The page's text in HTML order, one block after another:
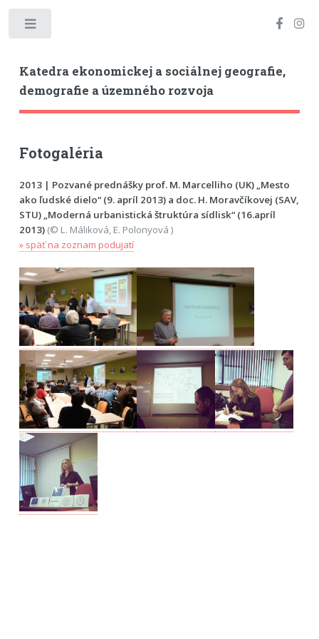
Katedra ekonomickej a sociálnej geografie,
demografie a územného rozvoja
Fotogaléria
2013 | Pozvané prednášky prof. M. Marcelliho (UK) „Mesto
ako ľudské dielo“ (9. apríl 2013) a doc. H. Moravčíkovej (SAV,
STU) „Moderná urbanistická štruktúra sídlisk“ (16.apríl
2013) (© L. Máliková, E. Polonyová )
» späť na zoznam podujatí